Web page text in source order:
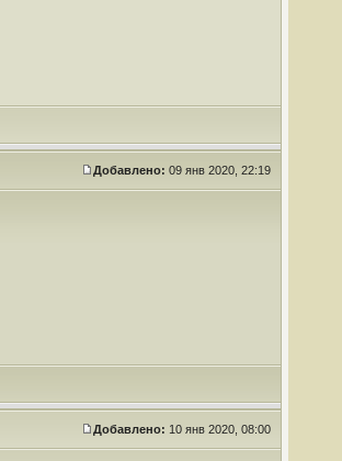
Добавлено: 09 янв 2020, 22:19
Добавлено: 10 янв 2020, 08:00